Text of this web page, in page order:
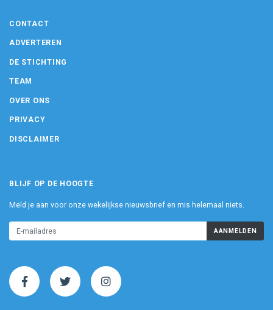
CONTACT
ADVERTEREN
DE STICHTING
TEAM
OVER ONS
PRIVACY
DISCLAIMER
BLIJF OP DE HOOGTE
Meld je aan voor onze wekelijkse nieuwsbrief en mis helemaal niets.
AANMELDEN